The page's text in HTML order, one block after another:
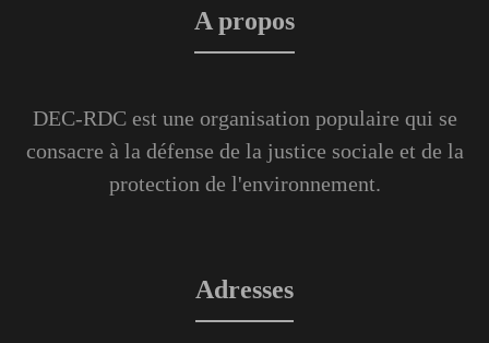
A propos
DEC-RDC est une organisation populaire qui se
consacre à la défense de la justice sociale et de la
protection de l'environnement.
Adresses